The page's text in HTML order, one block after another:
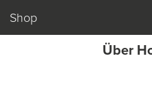
Shop
Über